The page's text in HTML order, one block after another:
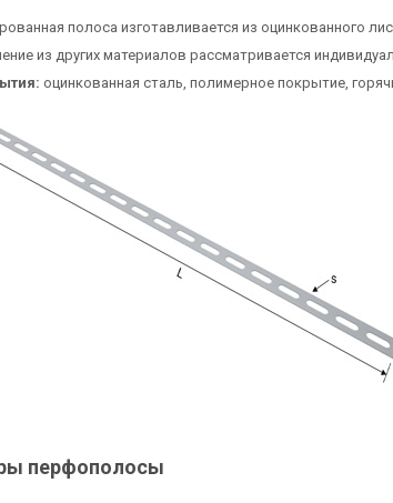
полоса изготавливается из оцинкованного
из других материалов рассматривается
оцинкованная сталь, полимерное покрытие,
перфополосы